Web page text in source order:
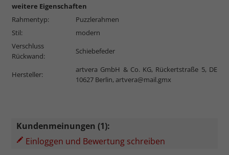
weitere Eigenschaften
Rahmentyp:
Puzzlerahmen
Stil:
modern
Verschluss
Rückwand:
Schiebefeder
Hersteller:
artvera GmbH & Co. KG, Rückertstraße 5, DE
10627 Berlin,artvera@mail.gmx
Kundenmeinungen (1):
Einloggen und Bewertung schreiben